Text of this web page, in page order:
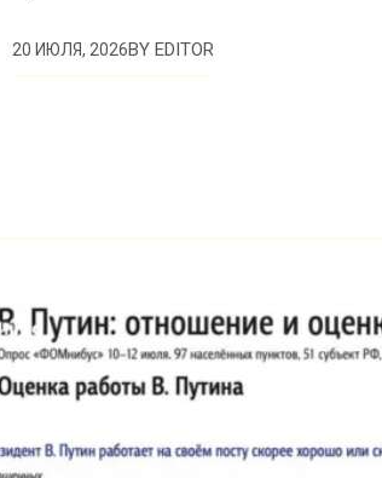
20 ИЮЛЯ, 2026BY EDITOR